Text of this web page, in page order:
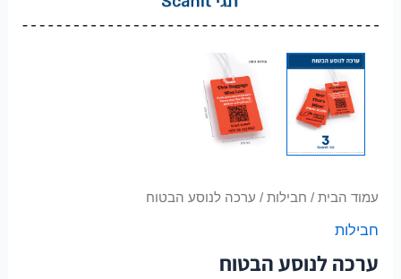
עמוד הבית / חבילות / ערכה לנוסע הבטוח
חבילות
ערכה לנוסע הבטוח